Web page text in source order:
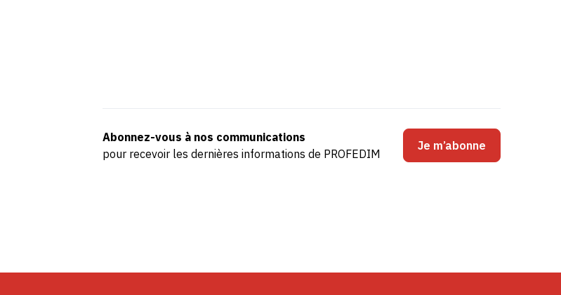
Abonnez-vous à nos communications
pour recevoir les dernières informations de PROFEDIM
Je m’abonne